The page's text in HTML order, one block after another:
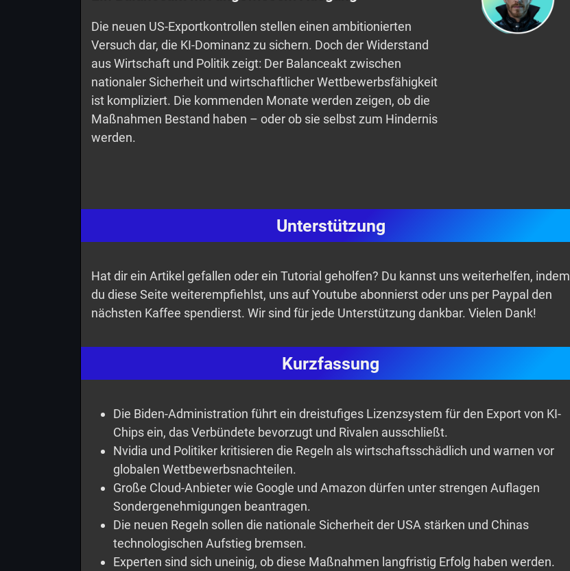
Die neuen US-Exportkontrollen stellen einen ambitionierten
Versuch dar, die KI-Dominanz zu sichern. Doch der Widerstand
aus Wirtschaft und Politik zeigt: Der Balanceakt zwischen
nationaler Sicherheit und wirtschaftlicher Wettbewerbsfähigkeit
ist kompliziert. Die kommenden Monate werden zeigen, ob die
Maßnahmen Bestand haben – oder ob sie selbst zum Hindernis
werden.
Unterstützung
Hat dir ein Artikel gefallen oder ein Tutorial geholfen? Du kannst uns weiterhelfen, indem
du diese Seite weiterempfiehlst, uns auf Youtube abonnierst oder uns per Paypal den
nächsten Kaffee spendierst. Wir sind für jede Unterstützung dankbar. Vielen Dank!
Kurzfassung
Die Biden-Administration führt ein dreistufiges Lizenzsystem für den Export von KI-
Chips ein, das Verbündete bevorzugt und Rivalen ausschließt.
Nvidia und Politiker kritisieren die Regeln als wirtschaftsschädlich und warnen vor
globalen Wettbewerbsnachteilen.
Große Cloud-Anbieter wie Google und Amazon dürfen unter strengen Auflagen
Sondergenehmigungen beantragen.
Die neuen Regeln sollen die nationale Sicherheit der USA stärken und Chinas
technologischen Aufstieg bremsen.
Experten sind sich uneinig, ob diese Maßnahmen langfristig Erfolg haben werden.